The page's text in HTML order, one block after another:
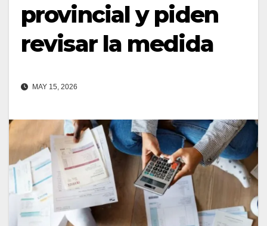
provincial y piden
revisar la medida
MAY 15, 2026